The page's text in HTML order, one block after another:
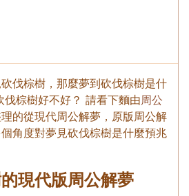
伐棕樹，那麼夢到砍伐棕樹是什
伐棕樹好不好？ 請看下麵由周公
的從現代周公解夢，原版周公解
角度對夢見砍伐棕樹是什麼預兆
現代版周公解夢